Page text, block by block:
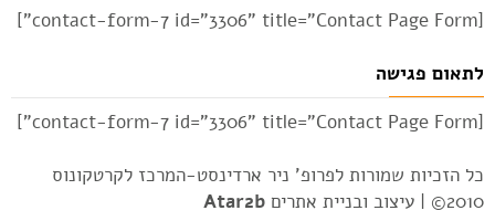
[contact-form-7 id="3306" title="Contact Page Form"]
לתאום פגישה
[contact-form-7 id="3306" title="Contact Page Form"]
כל הזכיות שמורות לפרופ' ניר ארדינסט-המרכז לקרטקונוס
2010© |
עיצוב ובניית אתרים Atar2b